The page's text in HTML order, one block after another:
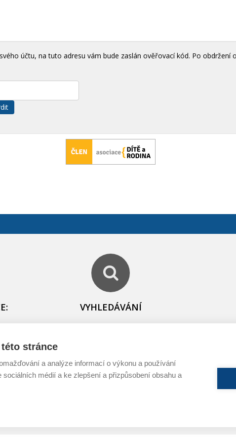
účtu, na tuto adresu vám bude zaslán ověřovací kód. Po obdržení
a
ve
VYHLEDÁVÁNÍ
Hledáte něco konkrétního? Zkuste to
stránce
a analýze informací o výkonu a používání
médií a ke zlepšení a přizpůsobení obsahu a